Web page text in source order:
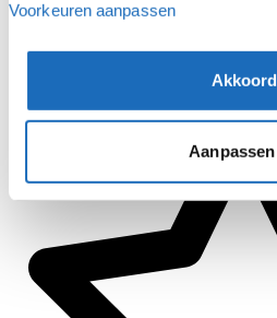
Voorkeuren aanpassen
Akkoord
Aanpassen